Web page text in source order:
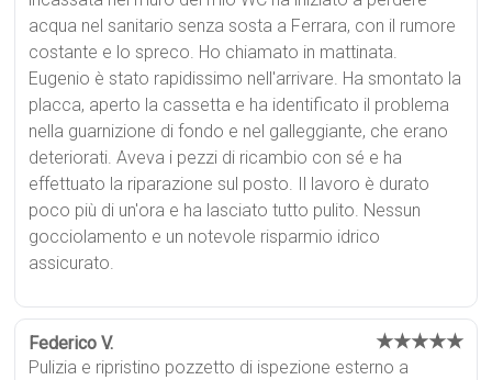
acqua nel sanitario senza sosta a Ferrara, con il rumore
costante e lo spreco. Ho chiamato in mattinata.
Eugenio è stato rapidissimo nell'arrivare. Ha smontato la
placca, aperto la cassetta e ha identificato il problema
nella guarnizione di fondo e nel galleggiante, che erano
deteriorati. Aveva i pezzi di ricambio con sé e ha
effettuato la riparazione sul posto. Il lavoro è durato
poco più di un'ora e ha lasciato tutto pulito. Nessun
gocciolamento e un notevole risparmio idrico
assicurato.
Federico V. ★★★★★
Pulizia e ripristino pozzetto di ispezione esterno a